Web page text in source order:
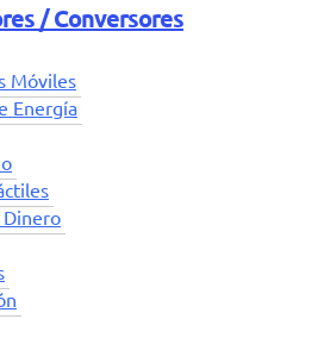
/ Conversores
Móviles
Energía
Dinero